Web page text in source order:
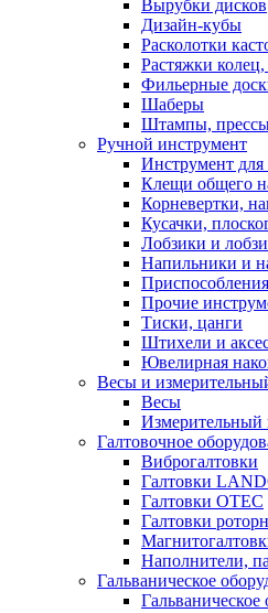
Вырубки дисков
Дизайн-кубы
Расколотки
Растяжки колец,
Фильерные
Шаберы
Штампы,
Ручной инструмент
Инструмент для
Клещи общего
Корневертки,
Кусачки,
Лобзики и
Напильники и
Прочие
Тиски, цанги
Штихели и
Ювелирная
Весы и
Весы
Измерительный
Галтовочное
Виброгалтовки
Галтовки
Галтовки OTEC
Галтовки
Наполнители,
Гальваническое
Гальваническое